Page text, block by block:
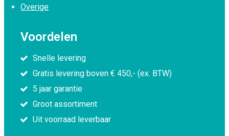
Overige
Voordelen
Snelle levering
Gratis levering boven € 450,- (ex. BTW)
5 jaar garantie
Groot assortiment
Uit voorraad leverbaar